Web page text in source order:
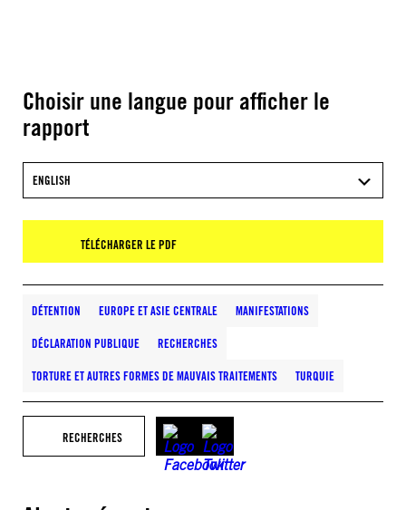
Choisir une langue pour afficher le
rapport
ENGLISH
TÉLÉCHARGER LE PDF
DÉTENTION EUROPE ET ASIE CENTRALE MANIFESTATIONS
DÉCLARATION PUBLIQUE RECHERCHES
TORTURE ET AUTRES FORMES DE MAUVAIS TRAITEMENTS TURQUIE
RECHERCHES